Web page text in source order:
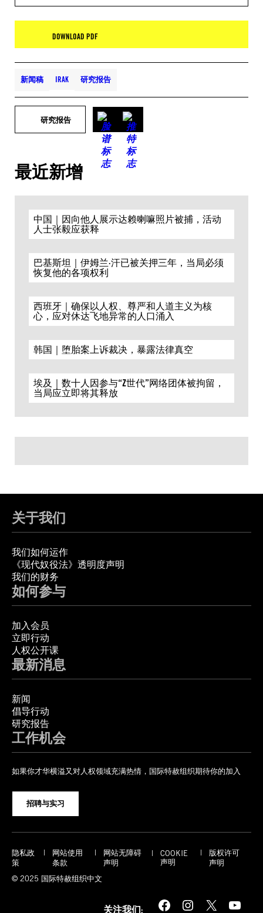
DOWNLOAD PDF
新闻稿 IRAK 研究报告
研究报告
最近新增
中国｜因向他人展示达赖喇嘛照片被捕，活动
人士张毅应获释
巴基斯坦｜伊姆兰·汗已被关押三年，当局必须
恢复他的各项权利
西班牙｜确保以人权、尊严和人道主义为核
心，应对休达飞地异常的人口涌入
韩国｜堕胎案上诉裁决，暴露法律真空
埃及｜数十人因参与“Z世代”网络团体被拘留，
当局应立即将其释放
关于我们
我们如何运作
《现代奴役法》透明度声明
我们的财务
如何参与
加入会员
立即行动
人权公开课
最新消息
新闻
倡导行动
研究报告
工作机会
如果你才华横溢又对人权领域充满热情，国际特赦组织期待你的加入
招聘与实习
隐私政
策
网站使用
条款
网站无障碍
声明
COOKIE
声明
版权许可
声明
© 2025 国际特赦组织中文
关注我们: Facebook Instagram X YouTube